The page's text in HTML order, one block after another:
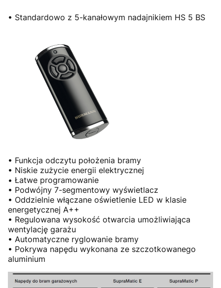
• Standardowo z 5-kanałowym nadajnikiem HS 5 BS
• Funkcja odczytu położenia bramy
• Niskie zużycie energii elektrycznej
• Łatwe programowanie
• Podwójny 7-segmentowy wyświetlacz
• Oddzielnie włączane oświetlenie LED w klasie
energetycznej A++
• Regulowana wysokość otwarcia umożliwiająca
wentylację garażu
• Automatyczne ryglowanie bramy
• Pokrywa napędu wykonana ze szczotkowanego
aluminium